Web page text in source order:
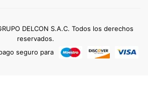
DELCON S.A.C. Todos los derechos
reservados.
seguro para